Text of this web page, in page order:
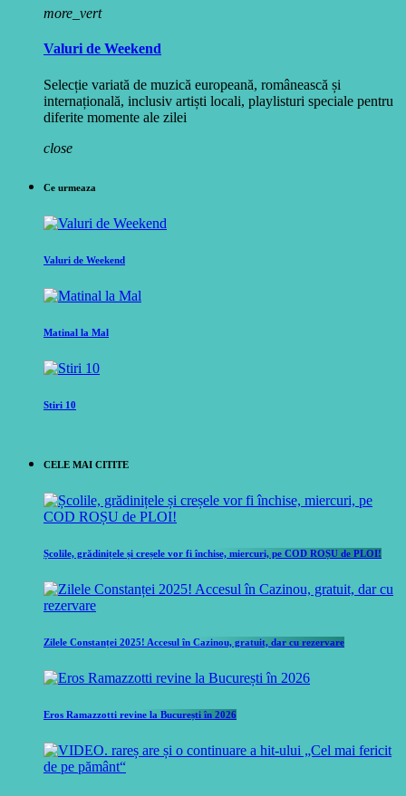
more_vert
Valuri de Weekend
Selecție variată de muzică europeană, românească și
internațională, inclusiv artiști locali, playlisturi speciale pentru
diferite momente ale zilei
close
Ce urmeaza
Valuri de Weekend
Matinal la Mal
Stiri 10
CELE MAI CITITE
Școlile, grădinițele și creșele vor fi închise, miercuri, pe COD ROȘU de PLOI!
Zilele Constanței 2025! Accesul în Cazinou, gratuit, dar cu rezervare
Eros Ramazzotti revine la București în 2026